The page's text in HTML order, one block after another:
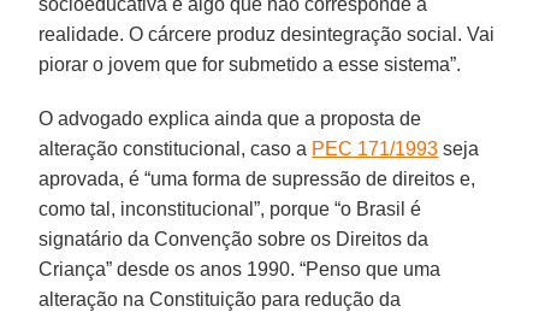
realidade. O cárcere produz desintegração social. Vai
piorar o jovem que for submetido a esse sistema”.
O advogado explica ainda que a proposta de
alteração constitucional, caso a PEC 171/1993 seja
aprovada, é “uma forma de supressão de direitos e,
como tal, inconstitucional”, porque “o Brasil é
signatário da Convenção sobre os Direitos da
Criança” desde os anos 1990. “Penso que uma
alteração na Constituição para redução da